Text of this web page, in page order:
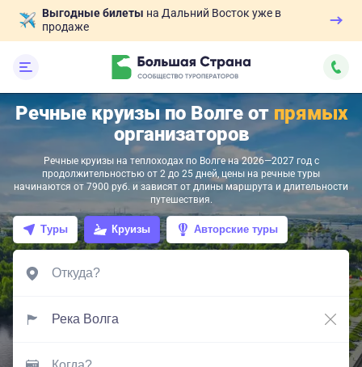
Выгодные билеты на Дальний Восток уже в
продаже
Речные круизы по Волге от прямых
организаторов
Речные круизы на теплоходах по Волге на 2026—2027 год с
продолжительностью от 2 до 25 дней, цены на речные туры
начинаются от 7900 руб. и зависят от длины маршрута и длительности
путешествия.
Туры Круизы Авторские туры